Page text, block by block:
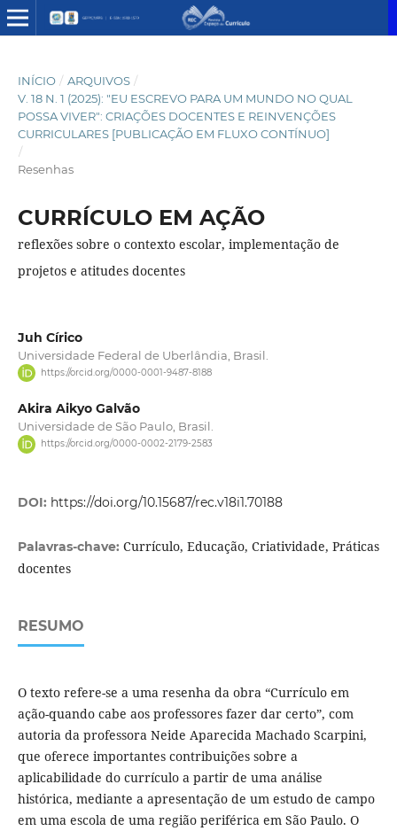
INÍCIO / ARQUIVOS /
V. 18 N. 1 (2025): "EU ESCREVO PARA UM MUNDO NO QUAL
POSSA VIVER": CRIAÇÕES DOCENTES E REINVENÇÕES
CURRICULARES [PUBLICAÇÃO EM FLUXO CONTÍNUO]
/
Resenhas
CURRÍCULO EM AÇÃO
reflexões sobre o contexto escolar, implementação de
projetos e atitudes docentes
Juh Círico
Universidade Federal de Uberlândia, Brasil.
https://orcid.org/0000-0001-9487-8188
Akira Aikyo Galvão
Universidade de São Paulo, Brasil.
https://orcid.org/0000-0002-2179-2583
DOI: https://doi.org/10.15687/rec.v18i1.70188
Palavras-chave: Currículo, Educação, Criatividade, Práticas
docentes
RESUMO
O texto refere-se a uma resenha da obra “Currículo em
ação-quando cabe aos professores fazer dar certo”, com
autoria da professora Neide Aparecida Machado Scarpini,
que oferece importantes contribuições sobre a
aplicabilidade do currículo a partir de uma análise
histórica, mediante a apresentação de um estudo de campo
em uma escola de uma região periférica em São Paulo. O